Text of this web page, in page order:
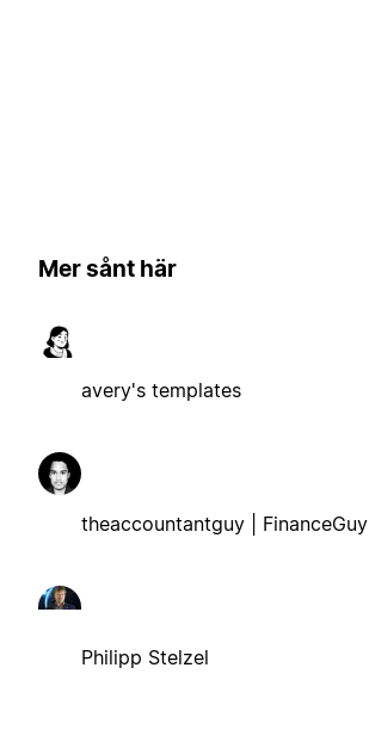
Mer sånt här
avery's templates
theaccountantguy | FinanceGuy
Philipp Stelzel